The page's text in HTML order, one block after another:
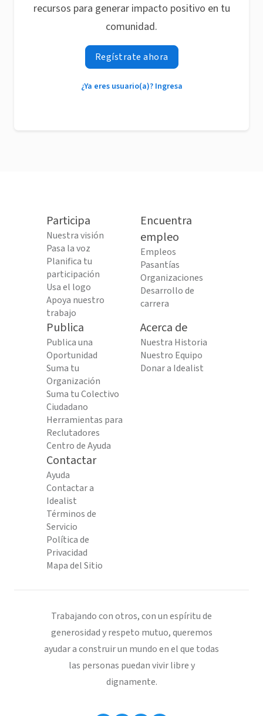
recursos para generar impacto positivo en tu
comunidad.
Regístrate ahora
¿Ya eres usuario(a)? Ingresa
Participa
Nuestra visión
Pasa la voz
Planifica tu
participación
Usa el logo
Apoya nuestro
trabajo
Encuentra
empleo
Empleos
Pasantías
Organizaciones
Desarrollo de
carrera
Publica
Publica una
Oportunidad
Suma tu
Organización
Suma tu Colectivo
Ciudadano
Herramientas para
Reclutadores
Centro de Ayuda
Acerca de
Nuestra Historia
Nuestro Equipo
Donar a Idealist
Contactar
Ayuda
Contactar a
Idealist
Términos de
Servicio
Política de
Privacidad
Mapa del Sitio
Trabajando con otros, con un espíritu de
generosidad y respeto mutuo, queremos
ayudar a construir un mundo en el que todas
las personas puedan vivir libre y
dignamente.